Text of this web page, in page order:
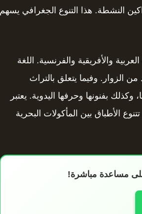
النشطة. هذا التنوع الجغرافي يسهم
والأفريقية والفرنسية. اللغة
الزوار. وفيما يتعلق بالتراث
بفنونها وحرفها اليدوية. يعتبر
الأطباق بين المأكولات البحرية
مساعدة مباشرة!